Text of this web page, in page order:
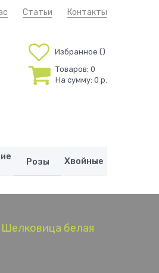
Статьи Контакты
Избранное
Товаров: 0
На сумму: 0 р.
Розы Хвойные
Шелковица белая